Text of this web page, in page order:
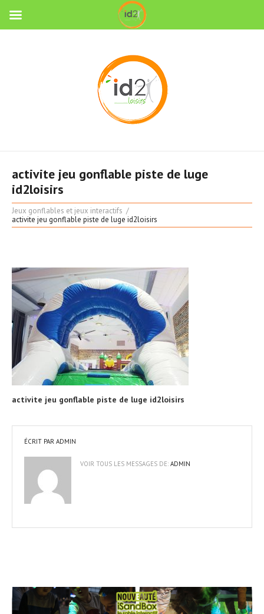
activite jeu gonflable piste de luge
id2loisirs
Jeux gonflables et jeux interactifs
activite jeu gonflable piste de luge id2loisirs
activite jeu gonflable piste de luge id2loisirs
ÉCRIT PAR ADMIN
VOIR TOUS LES MESSAGES DE: ADMIN